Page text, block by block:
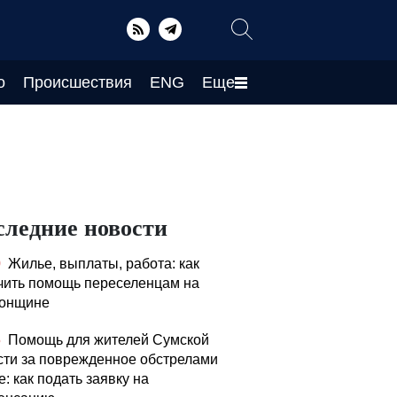
Происшествия ENG Еще
новости
Жилье, выплаты, работа: как
помощь переселенцам на
Помощь для жителей Сумской
за поврежденное обстрелами
как подать заявку на